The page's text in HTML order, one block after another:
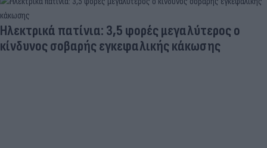
Ηλεκτρικά πατίνια: 3,5 φορές μεγαλύτερος ο
κίνδυνος σοβαρής εγκεφαλικής κάκωσης